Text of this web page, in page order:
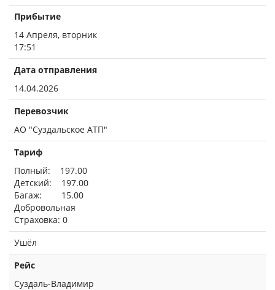
Прибытие
14 Апреля, вторник
17:51
Дата отправления
14.04.2026
Перевозчик
АО "Суздальское АТП"
Тариф
Полный: 197.00
Детский: 197.00
Багаж: 15.00
Добровольная
Страховка: 0
Ушёл
Рейс
Суздаль-Владимир